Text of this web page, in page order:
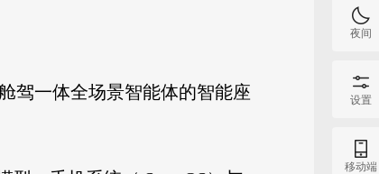
驾一体全场景智能体的智能座
夜间
设置
移动端